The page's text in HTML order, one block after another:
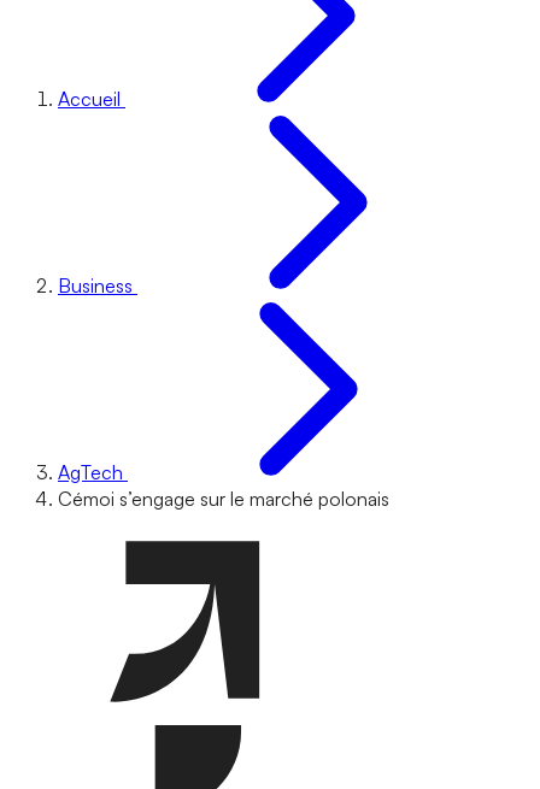
Accueil
Business
AgTech
Cémoi s’engage sur le marché polonais